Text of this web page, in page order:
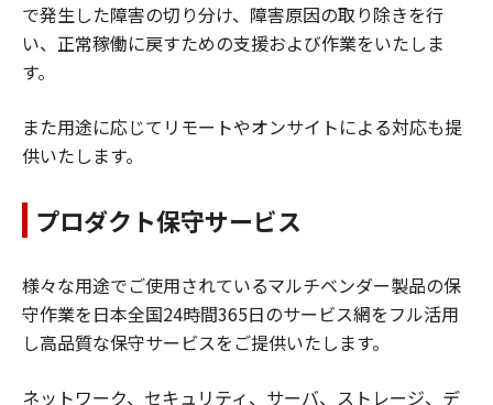
で発生した障害の切り分け、障害原因の取り除きを行
い、正常稼働に戻すための支援および作業をいたしま
す。
また用途に応じてリモートやオンサイトによる対応も提
供いたします。
プロダクト保守サービス
様々な用途でご使用されているマルチベンダー製品の保
守作業を日本全国24時間365日のサービス網をフル活用
し高品質な保守サービスをご提供いたします。
ネットワーク、セキュリティ、サーバ、ストレージ、デ